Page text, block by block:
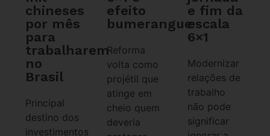
chineses
por mês
para
trabalharem
no
Brasil
Principal
destino dos
investimentos
efeito
bumerangue
Reforma
volta como
projétil que
atinge em
cheio quem
deveria
e fim da
escala
6×1
Modernizar
relações de
trabalho
não pode
significar